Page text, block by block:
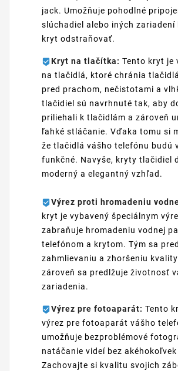
jack. Umožňuje pohodlné
slúchadiel alebo iných
kryt odstraňovať.
Kryt na tlačítka: Tento kryt je
na tlačidlá, ktoré chránia
pred prachom, nečistotami a
tlačidiel sú navrhnuté tak, aby
priliehali k tlačidlám a zároveň
ľahké stláčanie. Vďaka tomu si
že tlačidlá vášho telefónu budú
funkčné. Navyše, kryty tlačidiel
moderný a elegantný vzhľad.
Výrez proti hromadeniu
kryt je vybavený špeciálnym
zabraňuje hromadeniu vodnej
telefónom a krytom. Tým sa
zahmlievaniu a zhoršeniu
zároveň sa predlžuje životnosť
zariadenia.
Výrez pre fotoaparát: Tento
výrez pre fotoaparát vášho
umožňuje bezproblémové
natáčanie videí bez
Zachovajte si kvalitu svojich